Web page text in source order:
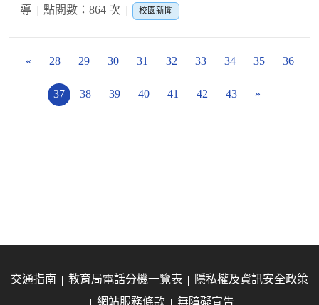
導
點閱數：864 次 校園新聞
« 28 29 30 31 32 33 34 35 36
37 38 39 40 41 42 43 »
交通指南 教育局電話分機一覽表
隱私權及資訊安全政策
網站服務條款
無障礙宣告